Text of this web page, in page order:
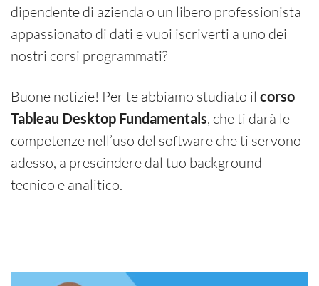
dipendente di azienda o un libero professionista
appassionato di dati e vuoi iscriverti a uno dei
nostri corsi programmati?
Buone notizie! Per te abbiamo studiato il corso
Tableau Desktop Fundamentals, che ti darà le
competenze nell’uso del software che ti servono
adesso, a prescindere dal tuo background
tecnico e analitico.